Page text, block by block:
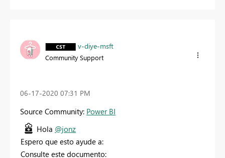
v-diye-msft
Community Support
‎06-17-2020 07:31 PM
Source Community: Power BI
Hola @jonz
Espero que esto ayude a:
Consulte este documento: